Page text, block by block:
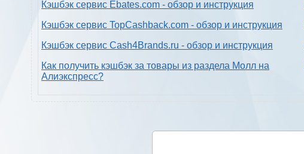
Кэшбэк сервис Ebates.com - обзор и инструкция
Кэшбэк сервис TopCashback.com - обзор и инструкция
Кэшбэк сервис Cash4Brands.ru - обзор и инструкция
Как получить кэшбэк за товары из раздела Молл на
Алиэкспресс?